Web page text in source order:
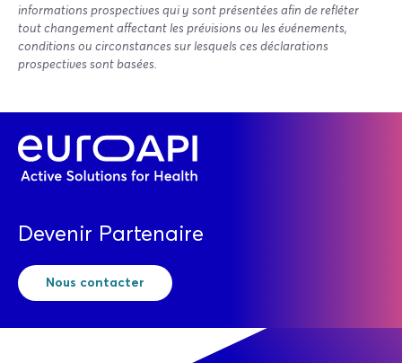
informations prospectives qui y sont présentées afin de refléter
tout changement affectant les prévisions ou les événements,
conditions ou circonstances sur lesquels ces déclarations
prospectives sont basées.
Devenir Partenaire
Nous contacter